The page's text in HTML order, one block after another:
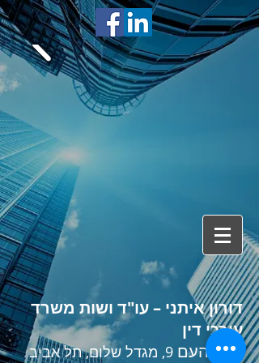
דורון איתני – עו"ד ושות משרד
עורכי דין
אחד העם 9, מגדל שלום, תל אביב